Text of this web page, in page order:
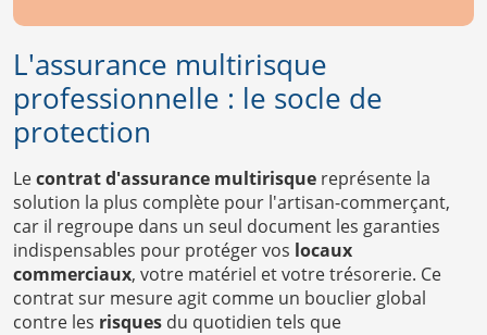
L'assurance multirisque
professionnelle : le socle de
protection
Lecontrat d'assurance multirisque représente la
solution la plus complète pour l'artisan-commerçant,
car il regroupe dans un seul document les garanties
indispensables pour protéger vos locaux
commerciaux, votre matériel et votre trésorerie. Ce
contrat sur mesure agit comme un bouclier global
contre les risques du quotidien tels que